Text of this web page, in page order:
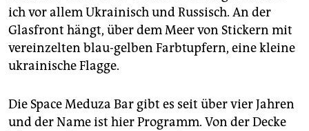
ich vor allem Ukrainisch und Russisch. An der
Glasfront hängt, über dem Meer von Stickern mit
vereinzelten blau-gelben Farbtupfern, eine kleine
ukrainische Flagge.
Die Space Meduza Bar gibt es seit über vier Jahren
und der Name ist hier Programm. Von der Decke